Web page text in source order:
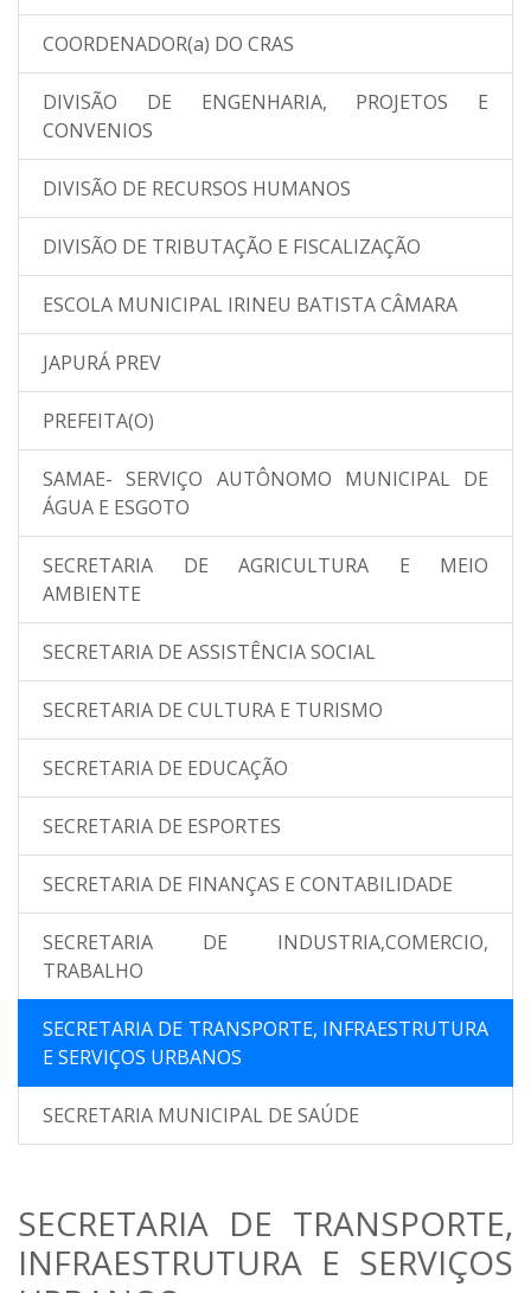
COORDENADOR(a) DO CRAS
DIVISÃO DE ENGENHARIA, PROJETOS E
CONVENIOS
DIVISÃO DE RECURSOS HUMANOS
DIVISÃO DE TRIBUTAÇÃO E FISCALIZAÇÃO
ESCOLA MUNICIPAL IRINEU BATISTA CÂMARA
JAPURÁ PREV
PREFEITA(O)
SAMAE- SERVIÇO AUTÔNOMO MUNICIPAL DE
ÁGUA E ESGOTO
SECRETARIA DE AGRICULTURA E MEIO
AMBIENTE
SECRETARIA DE ASSISTÊNCIA SOCIAL
SECRETARIA DE CULTURA E TURISMO
SECRETARIA DE EDUCAÇÃO
SECRETARIA DE ESPORTES
SECRETARIA DE FINANÇAS E CONTABILIDADE
SECRETARIA DE INDUSTRIA,COMERCIO,
TRABALHO
SECRETARIA DE TRANSPORTE, INFRAESTRUTURA
E SERVIÇOS URBANOS
SECRETARIA MUNICIPAL DE SAÚDE
SECRETARIA DE TRANSPORTE,
INFRAESTRUTURA E SERVIÇOS